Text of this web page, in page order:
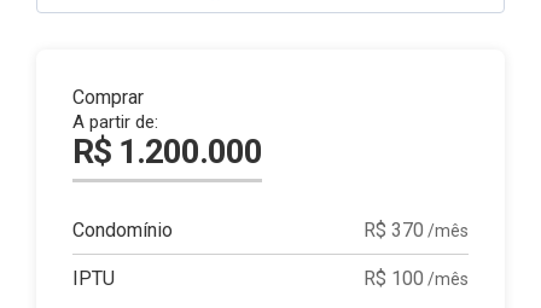
Comprar
A partir de:
R$ 1.200.000
Condomínio R$ 370 /mês
IPTU R$ 100 /mês